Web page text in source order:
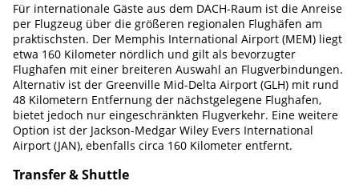
Für internationale Gäste aus dem DACH-Raum ist die Anreise
per Flugzeug über die größeren regionalen Flughäfen am
praktischsten. Der Memphis International Airport (MEM) liegt
etwa 160 Kilometer nördlich und gilt als bevorzugter
Flughafen mit einer breiteren Auswahl an Flugverbindungen.
Alternativ ist der Greenville Mid-Delta Airport (GLH) mit rund
48 Kilometern Entfernung der nächstgelegene Flughafen,
bietet jedoch nur eingeschränkten Flugverkehr. Eine weitere
Option ist der Jackson-Medgar Wiley Evers International
Airport (JAN), ebenfalls circa 160 Kilometer entfernt.
Transfer & Shuttle